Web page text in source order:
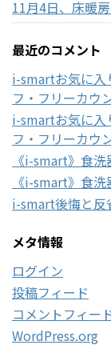
11月4日、床暖
最近のコメント
i-smartお気に入
フ・フリーカウ
i-smartお気に入
フ・フリーカウ
《i-smart》食洗
《i-smart》食洗
i-smart後悔と反
メタ情報
ログイン
投稿フィード
コメントフィー
WordPress.org